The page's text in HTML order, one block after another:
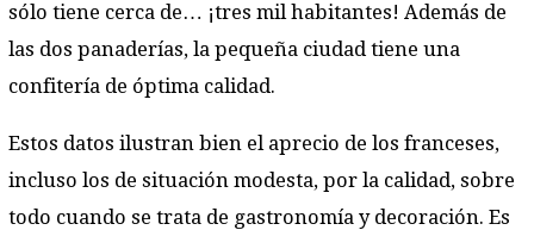
sólo tiene cerca de… ¡tres mil habitantes! Además de
las dos panaderías, la pequeña ciudad tiene una
confitería de óptima calidad.
Estos datos ilustran bien el aprecio de los franceses,
incluso los de situación modesta, por la calidad, sobre
todo cuando se trata de gastronomía y decoración. Es